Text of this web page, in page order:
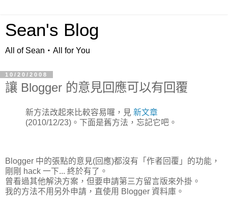
Sean's Blog
All of Sean‧All for You
10/20/2008
讓 Blogger 的意見回應可以有回覆
新方法改起來比較容易囉，見 新文章
(2010/12/23)。下面是舊方法，忘記它吧。
Blogger 中的張點的意見(回應)都沒有「作者回覆」的功能，
剛剛 hack 一下... 終於有了。
曾看過其他解決方案，但要申請第三方留言版來外掛。
我的方法不用另外申請，直使用 Blogger 資料庫。